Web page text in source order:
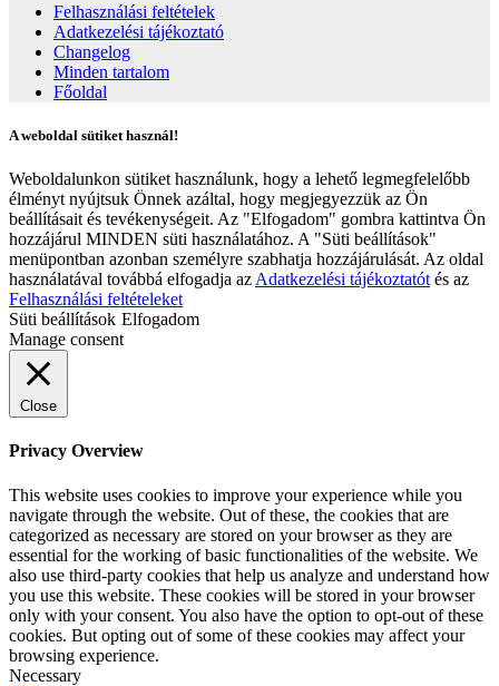
Felhasználási feltételek
Adatkezelési tájékoztató
Changelog
Minden tartalom
Főoldal
A weboldal sütiket használ!
Weboldalunkon sütiket használunk, hogy a lehető legmegfelelőbb
élményt nyújtsuk Önnek azáltal, hogy megjegyezzük az Ön
beállításait és tevékenységeit. Az "Elfogadom" gombra kattintva Ön
hozzájárul MINDEN süti használatához. A "Süti beállítások"
menüpontban azonban személyre szabhatja hozzájárulását. Az oldal
használatával továbbá elfogadja az Adatkezelési tájékoztatót és az
Felhasználási feltételeket
Süti beállítások Elfogadom
Manage consent
Close
Privacy Overview
This website uses cookies to improve your experience while you
navigate through the website. Out of these, the cookies that are
categorized as necessary are stored on your browser as they are
essential for the working of basic functionalities of the website. We
also use third-party cookies that help us analyze and understand how
you use this website. These cookies will be stored in your browser
only with your consent. You also have the option to opt-out of these
cookies. But opting out of some of these cookies may affect your
browsing experience.
Necessary